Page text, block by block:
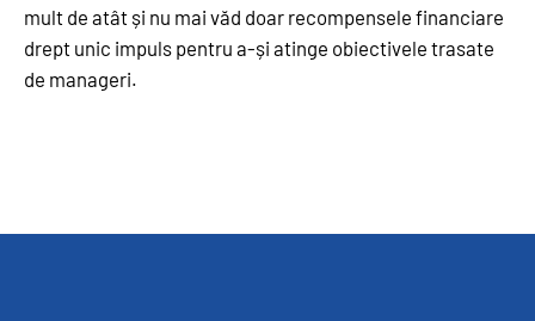
mult de atât și nu mai văd doar recompensele financiare
drept unic impuls pentru a-și atinge obiectivele trasate
de manageri.